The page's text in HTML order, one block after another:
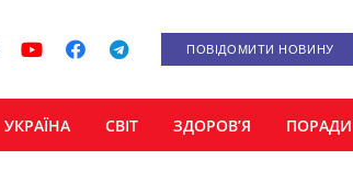
ПОВІДОМИТИ НОВИНУ
УКРАЇНА СВІТ ЗДОРОВ’Я ПОРАДИ